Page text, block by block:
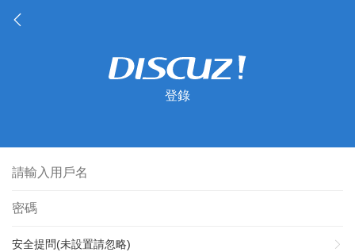
登錄
安全提問(未設置請忽略)